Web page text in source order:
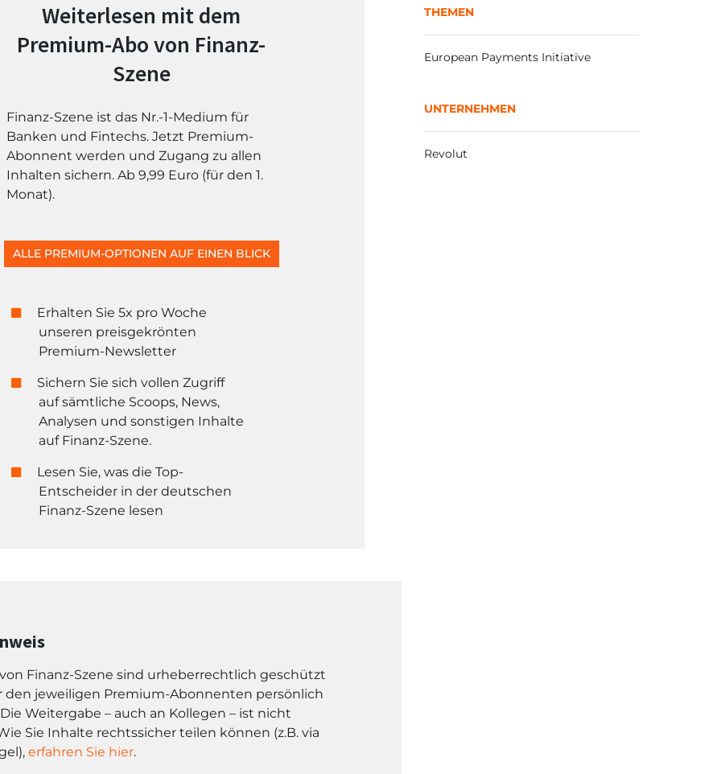
Weiterlesen mit dem
Premium-Abo von Finanz-
Szene
Finanz-Szene ist das Nr.-1-Medium für
Banken und Fintechs. Jetzt Premium-
Abonnent werden und Zugang zu allen
Inhalten sichern. Ab 9,99 Euro (für den 1.
Monat).
ALLE PREMIUM-OPTIONEN AUF EINEN BLICK
Erhalten Sie 5x pro Woche
unseren preisgekrönten
Premium-Newsletter
Sichern Sie sich vollen Zugriff
auf sämtliche Scoops, News,
Analysen und sonstigen Inhalte
auf Finanz-Szene.
Lesen Sie, was die Top-
Entscheider in der deutschen
Finanz-Szene lesen
Finanz-Szene sind urheberrechtlich geschützt
den jeweiligen Premium-Abonnenten persönlich
Weitergabe – auch an Kollegen – ist nicht
Sie Inhalte rechtssicher teilen können (z.B. via
erfahren Sie hier.
THEMEN
European Payments Initiative
UNTERNEHMEN
Revolut